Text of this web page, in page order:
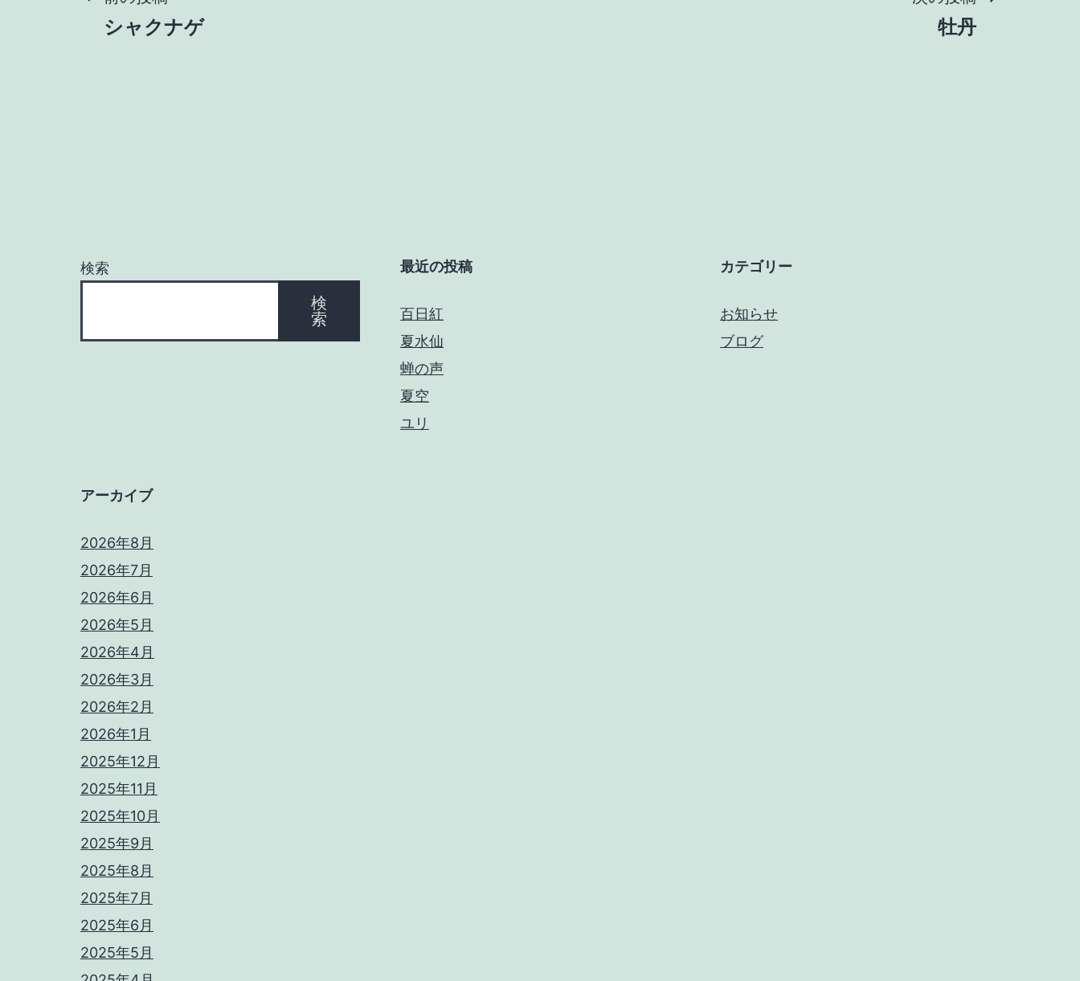
ー
ョ
シャクナゲ 牡丹
検索
検
索
最近の投稿
百日紅
夏水仙
蝉の声
夏空
ユリ
カテゴリー
お知らせ
ブログ
アーカイブ
2026年8月
2026年7月
2026年6月
2026年5月
2026年4月
2026年3月
2026年2月
2026年1月
2025年12月
2025年11月
2025年10月
2025年9月
2025年8月
2025年7月
2025年6月
2025年5月